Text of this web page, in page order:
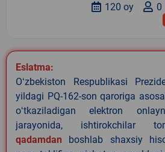
0
120 oy
Eslatma:
Oʻzbekiston Respublikasi
yildagi PQ-162-son qaroriga
oʻtkaziladigan elektron
jarayonida, ishtirokchilar
qadamdan boshlab shaxsiy